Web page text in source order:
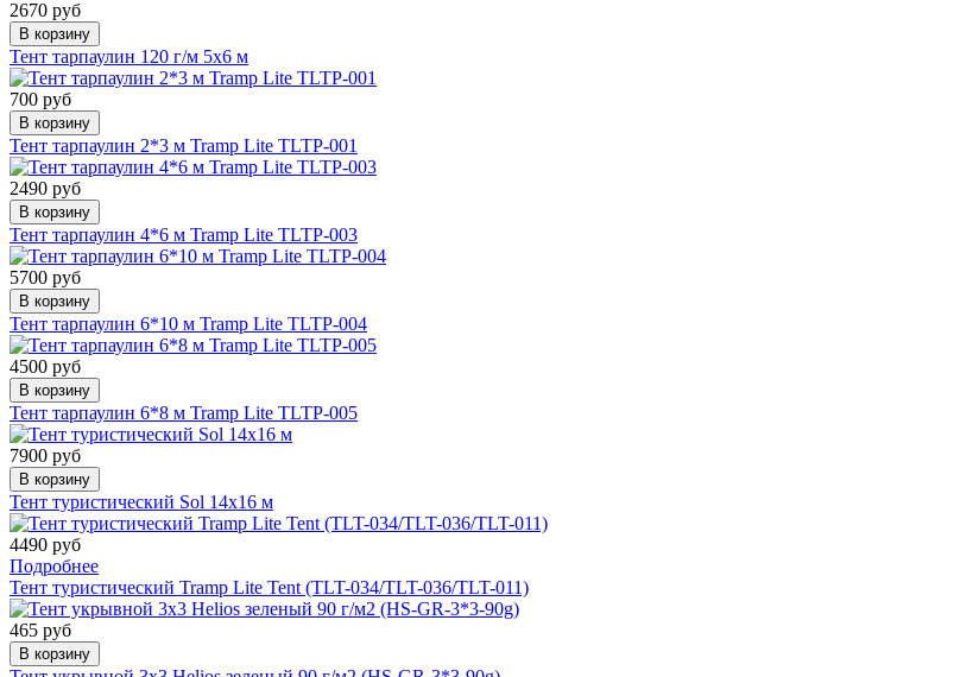
2670 руб
В корзину
Тент тарпаулин 120 г/м 5х6 м
700 руб
В корзину
Тент тарпаулин 2*3 м Tramp Lite TLTP-001
2490 руб
В корзину
Тент тарпаулин 4*6 м Tramp Lite TLTP-003
5700 руб
В корзину
Тент тарпаулин 6*10 м Tramp Lite TLTP-004
4500 руб
В корзину
Тент тарпаулин 6*8 м Tramp Lite TLTP-005
7900 руб
В корзину
Тент туристический Sol 14x16 м
4490 руб
Подробнее
Тент туристический Tramp Lite Tent (TLT-034/TLT-036/TLT-011)
465 руб
В корзину